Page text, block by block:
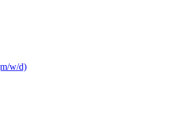
w/d)